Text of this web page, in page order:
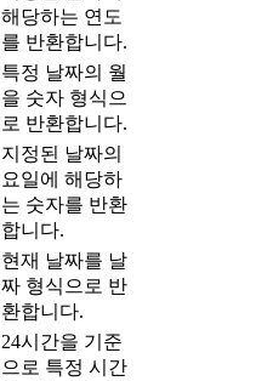
해당하는 연도
를 반환합니다.
특정 날짜의 월
을 숫자 형식으
로 반환합니다.
지정된 날짜의
요일에 해당하
는 숫자를 반환
합니다.
현재 날짜를 날
짜 형식으로 반
환합니다.
24시간을 기준
으로 특정 시간